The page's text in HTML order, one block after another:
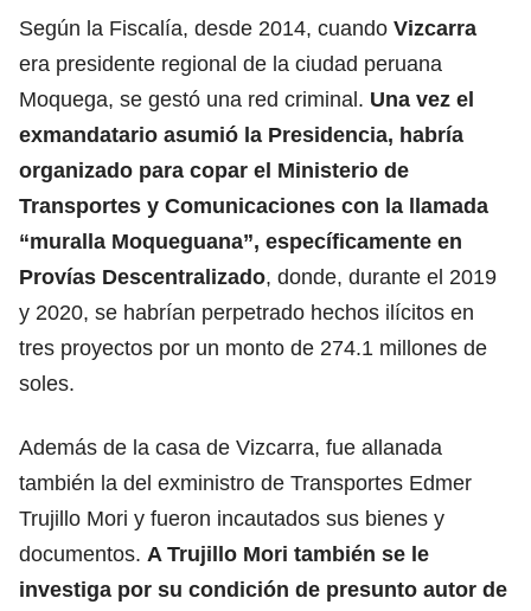
Según la Fiscalía, desde 2014, cuando Vizcarra
era presidente regional de la ciudad peruana
Moquega, se gestó una red criminal. Una vez el
exmandatario asumió la Presidencia, habría
organizado para copar el Ministerio de
Transportes y Comunicaciones con la llamada
“muralla Moqueguana”, específicamente en
Provías Descentralizado, donde, durante el 2019
y 2020, se habrían perpetrado hechos ilícitos en
tres proyectos por un monto de 274.1 millones de
soles.
Además de la casa de Vizcarra, fue allanada
también la del exministro de Transportes Edmer
Trujillo Mori y fueron incautados sus bienes y
documentos. A Trujillo Mori también se le
investiga por su condición de presunto autor de